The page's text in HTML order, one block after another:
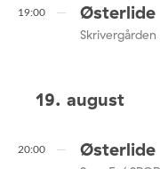
19:00 Østerlide
19. august
20:00 Østerlide